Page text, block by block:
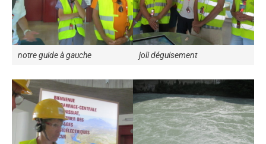
notre guide à gauche joli déguisement